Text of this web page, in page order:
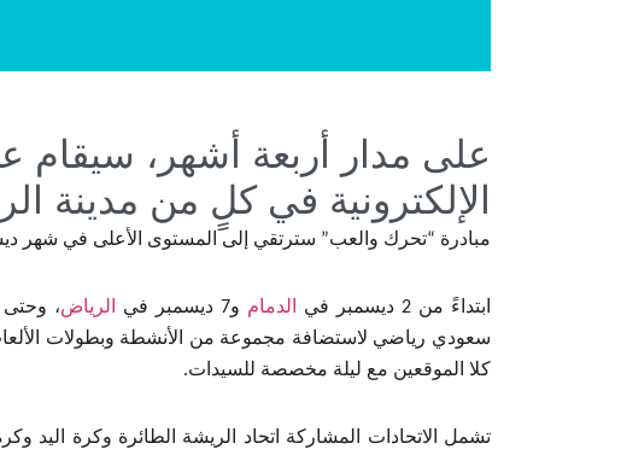
على مدار أربعة أشهر، سيقام
الإلكترونية في كلٍ من مدينة
مبادرة “تحرك والعب” سترتقي إلى المستوى الأعلى في شهر
ابتداءً من 2 ديسمبر في الدمام و7 ديسمبر في الرياض، وحتى 31 مارس 2021، يتعاون الاتحاد السعودي للرياضة للجميع والاتحاد السعودي للرياضات الإلكترونية والذهنية مع 14 اتحاد
سعودي رياضي لاستضافة مجموعة من الأنشطة وبطولات الألعاب
كلا الموقعين مع ليلة مخصصة للسيدات.
تشمل الاتحادات المشاركة اتحاد الريشة الطائرة وكرة اليد